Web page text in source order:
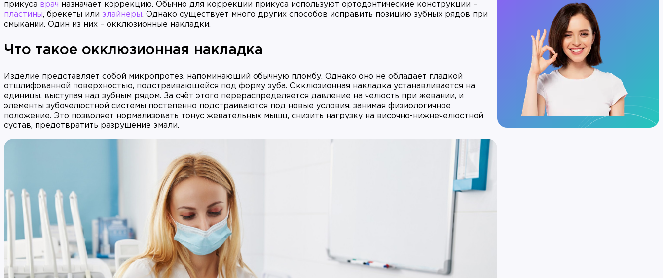
прикуса врач назначает коррекцию. Обычно для коррекции прикуса используют ортодонтические конструкции –
пластины, брекеты или элайнеры. Однако существует много других способов исправить позицию зубных рядов при
смыкании. Один из них – окклюзионные накладки.
Что такое окклюзионная накладка
Изделие представляет собой микропротез, напоминающий обычную пломбу. Однако оно не обладает гладкой
отшлифованной поверхностью, подстраивающейся под форму зуба. Окклюзионная накладка устанавливается на
единицы, выступая над зубным рядом. За счёт этого перераспределяется давление на челюсть при жевании, и
элементы зубочелюстной системы постепенно подстраиваются под новые условия, занимая физиологичное
положение. Это позволяет нормализовать тонус жевательных мышц, снизить нагрузку на височно-нижнечелюстной
сустав, предотвратить разрушение эмали.